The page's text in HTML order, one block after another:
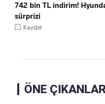
742 bin TL indirim!
sürprizi
Kaydet
ÖNE